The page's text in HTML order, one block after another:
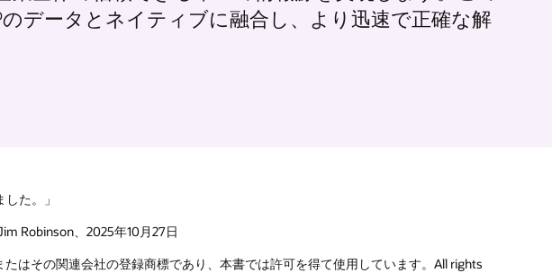
データとネイティブに融合し、より迅速で正確な解
た。」
Robinson、2025年10月27日
はその関連会社の登録商標であり、本書では許可を得て使用しています。All rights